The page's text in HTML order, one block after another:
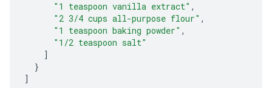
"1 teaspoon vanilla extract" ,
"2 3/4 cups all-purpose flour" ,
"1 teaspoon baking powder" ,
"1/2 teaspoon salt"
]
}
]